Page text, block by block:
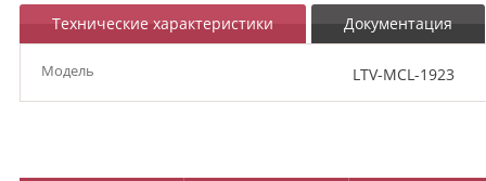
Технические характеристики Документация
Модель LTV-MCL-1923